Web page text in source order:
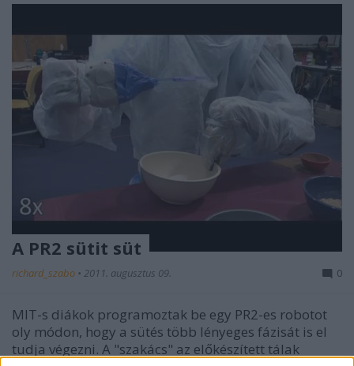
A PR2 sütit süt
richard_szabo • 2011. augusztus 09. 0
MIT-s diákok programoztak be egy PR2-es robotot
oly módon, hogy a sütés több lényeges fázisát is el
tudja végezni. A "szakács" az előkészített tálak